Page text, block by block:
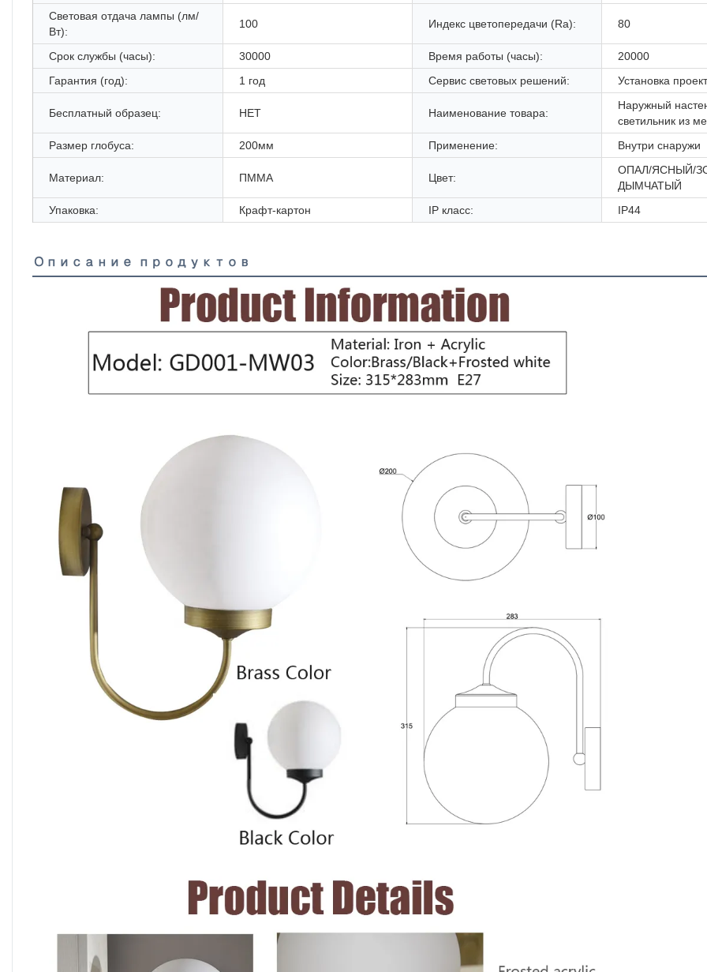
Световая отдача лампы (лм/
Вт):
100 Индекс цветопередачи (Ra): 80
Срок службы (часы): 30000 Время работы (часы):
20000
Гарантия (год):
1 год Сервис световых решений: Установка
Бесплатный образец: НЕТ Наименование товара:
Наружный
светильник из
Размер глобуса:
200мм Применение: Внутри снаружи
Материал: ПММА Цвет:
ОПАЛ/ЯСНЫЙ/
ДЫМЧАТЫЙ
Упаковка:
Крафт-картон IP класс: IP44
Описание продуктов